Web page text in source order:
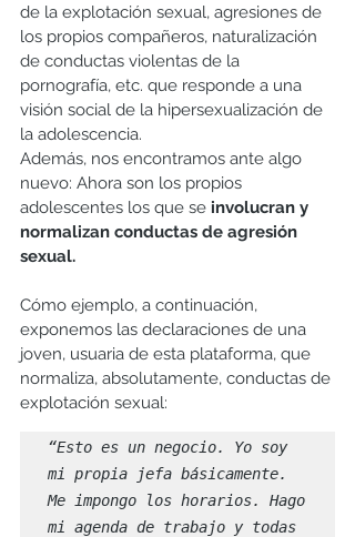
de la explotación sexual, agresiones de
los propios compañeros, naturalización
de conductas violentas de la
pornografía, etc. que responde a una
visión social de la hipersexualización de
la adolescencia.
Además, nos encontramos ante algo
nuevo: Ahora son los propios
adolescentes los que se involucran y
normalizan conductas de agresión
sexual.
Cómo ejemplo, a continuación,
exponemos las declaraciones de una
joven, usuaria de esta plataforma, que
normaliza, absolutamente, conductas de
explotación sexual:
“Esto es un negocio. Yo soy
mi propia jefa básicamente.
Me impongo los horarios. Hago
mi agenda de trabajo y todas